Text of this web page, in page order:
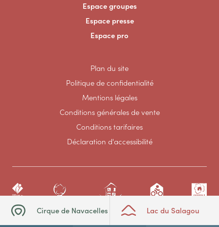
Cirque de Navacelles Lac du Salagou
Espace groupes
Espace presse
Espace pro
Plan du site
Politique de confidentialité
Mentions légales
Conditions générales de vente
Conditions tarifaires
Déclaration d'accessibilité